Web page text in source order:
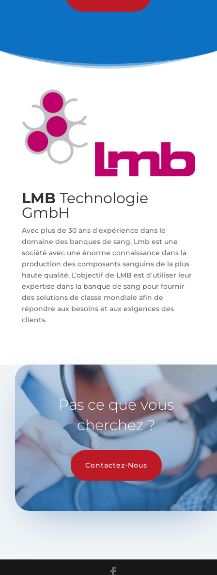
LMB Technologie
GmbH
Avec plus de 30 ans d'expérience dans le
domaine des banques de sang, Lmb est une
société avec une énorme connaissance dans la
production des composants sanguins de la plus
haute qualité. L’objectif de LMB est d'utiliser leur
expertise dans la banque de sang pour fournir
des solutions de classe mondiale afin de
répondre aux besoins et aux exigences des
clients.
Pas ce que vous
cherchez ?
Contactez-Nous